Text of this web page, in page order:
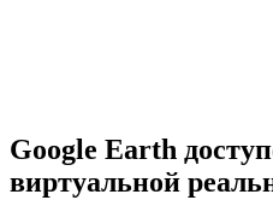
Google Earth
виртуальной